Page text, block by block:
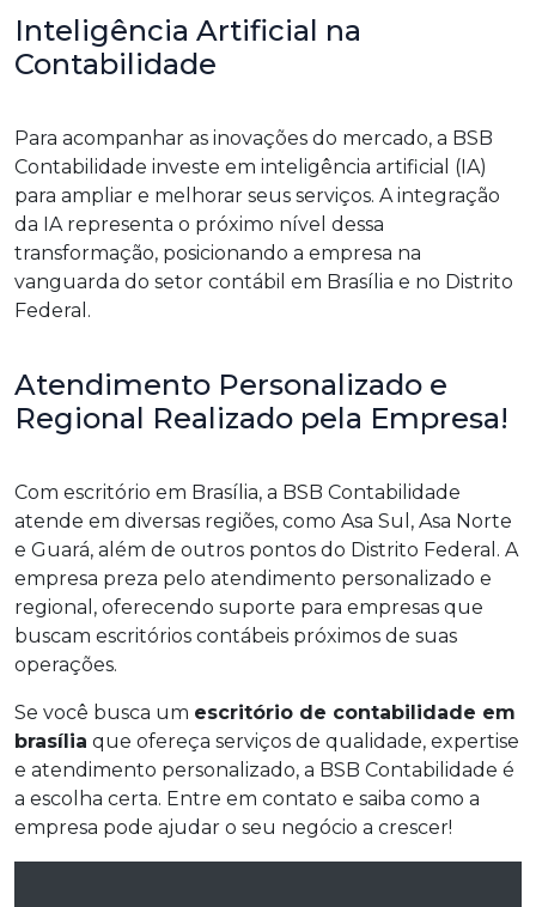
Inteligência Artificial na
Contabilidade
Para acompanhar as inovações do mercado, a BSB
Contabilidade investe em inteligência artificial (IA)
para ampliar e melhorar seus serviços. A integração
da IA representa o próximo nível dessa
transformação, posicionando a empresa na
vanguarda do setor contábil em Brasília e no Distrito
Federal.
Atendimento Personalizado e
Regional Realizado pela Empresa!
Com escritório em Brasília, a BSB Contabilidade
atende em diversas regiões, como Asa Sul, Asa Norte
e Guará, além de outros pontos do Distrito Federal. A
empresa preza pelo atendimento personalizado e
regional, oferecendo suporte para empresas que
buscam escritórios contábeis próximos de suas
operações.
Se você busca um escritório de contabilidade em
brasília que ofereça serviços de qualidade, expertise
e atendimento personalizado, a BSB Contabilidade é
a escolha certa. Entre em contato e saiba como a
empresa pode ajudar o seu negócio a crescer!